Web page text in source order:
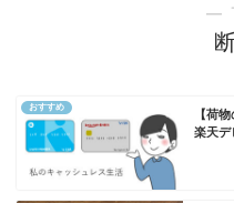
―
おすすめ
【荷
楽天デ